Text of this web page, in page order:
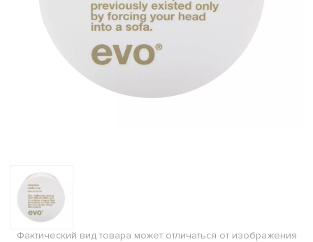
Фактический вид товара может отличаться от изображения